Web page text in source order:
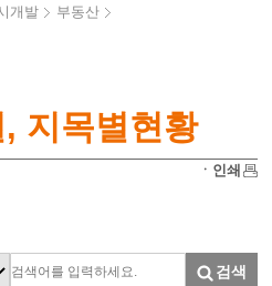
개발
부동산
지목별현황
ㆍ인쇄
검색